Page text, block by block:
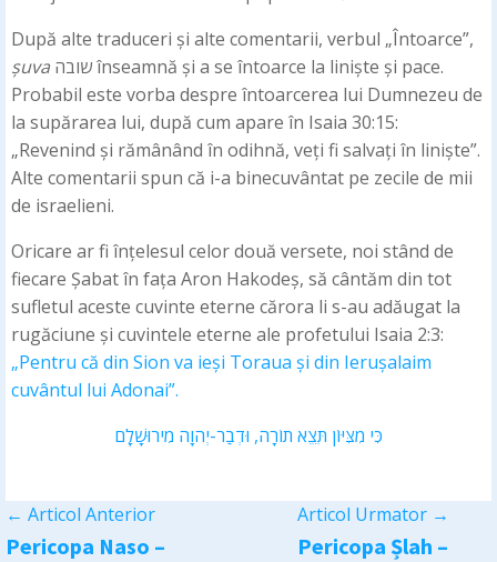
După alte traduceri și alte comentarii, verbul „Întoarce”,
șuva
Probabil este vorba despre întoarcerea lui Dumnezeu de
la supărarea lui, după cum apare în Isaia 30:15:
„Revenind și rămânând în odihnă, veți fi salvați în liniște”.
Alte comentarii spun că i-a binecuvântat pe zecile de mii
de israelieni.
Oricare ar fi înțelesul celor două versete, noi stând de
fiecare Șabat în fața Aron Hakodeș, să cântăm din tot
sufletul aceste cuvinte eterne cărora li s-au adăugat la
rugăciune și cuvintele eterne ale profetului Isaia 2:3:
„Pentru că din Sion va ieși Toraua și din Ierușalaim
cuvântul lui Adonai”.
כִּי מִצִּיּוֹן תֵּצֵא תוֹרָה, וּדְבַר-יְהוָה מִירוּשָׁלִָם
← Articol Anterior
Pericopa Naso –
Articol Urmator →
Pericopa Șlah –